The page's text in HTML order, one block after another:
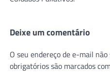
Deixe um comentário
O seu endereço de e-mail
obrigatórios são marcados